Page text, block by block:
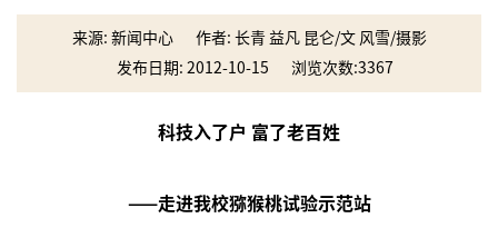
来源: 新闻中心
作者: 长青 益凡 昆仑/文 风雪/摄影
发布日期: 2012-10-15
浏览次数:3367
科技入了户 富了老百姓
——走进我校猕猴桃试验示范站